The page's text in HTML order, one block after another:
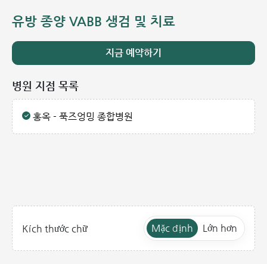
유방 종양 VABB 생검 및 치료
지금 예약하기
병원 지점 목록
홍옥 - 푹즈엉밍 종합병원
Kích thước chữ Mặc định Lớn hơn